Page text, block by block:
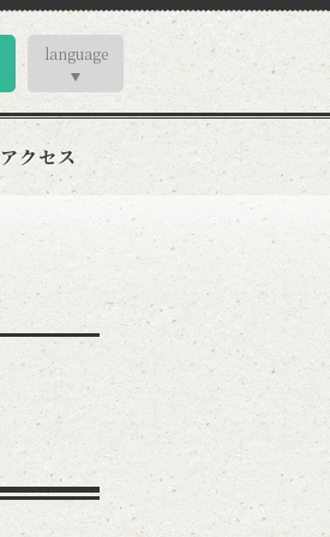
language
アクセス